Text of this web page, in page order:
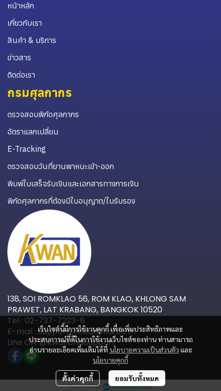
เว็บไซต์นี้มีการใช้งานคุกกี้ เพื่อเพิ่มประสิทธิภาพและ
ประสบการณ์ที่ดีในการใช้งานเว็บไซต์ของท่าน ท่านสามารถ
อ่านรายละเอียดเพิ่มเติมได้ที่ นโยบายความเป็นส่วนตัว และ
นโยบายคุกกี้
ตั้งค่าคุกกี้ ยอมรับทั้งหมด
หน้าหลัก
เกี่ยวกับเรา
สินค้า & บริการ
ข่าวสาร
ติดต่อเรา
กรมศุลกากร
ตรวจสอบพิกัดศุลกากร
อัตราแลกเปลี่ยน
E-Tracking
ตรวจสอบวันที่ยานพาหนะเข้า-ออก
พิมพ์ใบเสร็จรับเงินและเอกสารทางการเงิน
พิกัดศุลกากรที่ต้องมีใบอนุญาต/ใบรับรอง
138, SOI ROMKLAO 56, ROM KLAO, KHLONG SAM
PRAWET, LAT KRABANG, BANGKOK 10520
Tel : 02-737-7223-6
E-mail : Support@kwanchai.co.th
Line OA: @kwanchaisupport
Powered By MakeWebEasy